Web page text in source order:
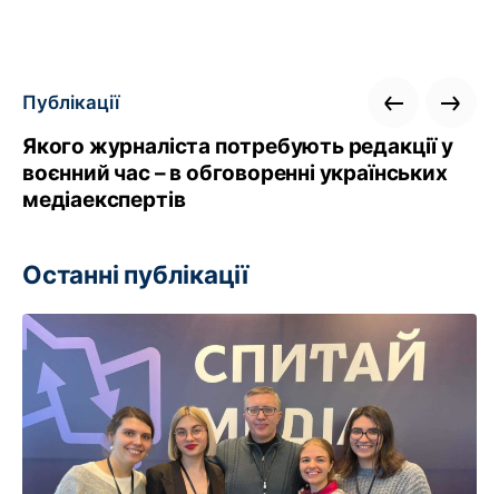
Публікації
Якого журналіста потребують редакції у
воєнний час – в обговоренні українських
медіаекспертів
Останні публікації